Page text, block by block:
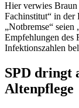
Hier verwies
Fachinstitut“ in der
„Notbremse“
Empfehlungen des
Infektionszahlen
SPD dringt
Altenpflege